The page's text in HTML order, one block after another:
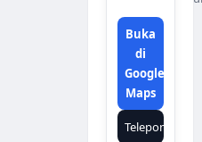
Buka
di
Google
Maps
Telepon